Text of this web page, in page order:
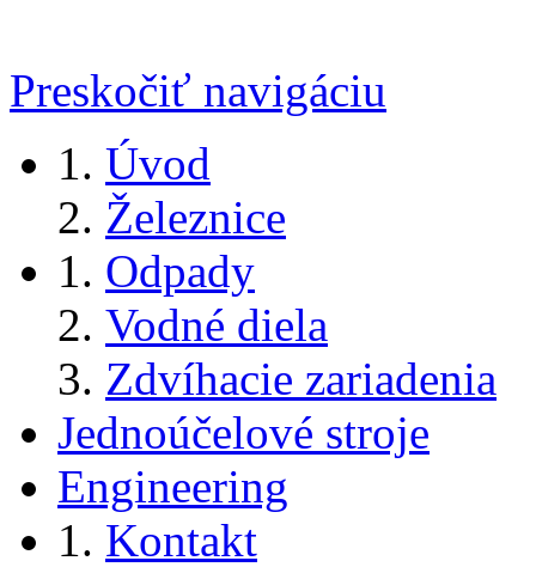
Preskočiť navigáciu
Úvod
Železnice
Odpady
Vodné diela
Zdvíhacie zariadenia
Jednoúčelové stroje
Engineering
Kontakt